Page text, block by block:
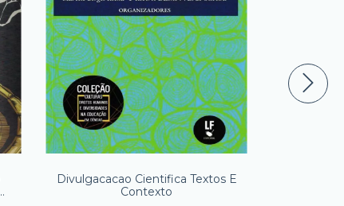
Divulgacacao Cientifica Textos E
Contexto